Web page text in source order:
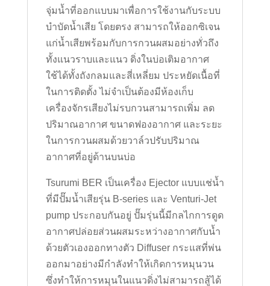
จุ่มน้ำที่ออกแบบมาเพื่อการใช้งานกับระบบ
บำบัดน้ำเสีย โดยตรง สามารถให้ออกซิเจน
แก่น้ำเสียพร้อมกับการกวนผสมอย่างทั่วถึง
ทั้งแนวราบและแนว ดิ่งในบ่อเติมอากาศ
ใช้ได้ทั้งถังกลมและสี่เหลี่ยม ประหยัดเนื้อที่
ในการติดตั้ง ไม่จำเป็นต้องมีห้องเก็บ
เครื่องจักรเสียงไม่รบกวนสามารถเพิ่ม ลด
ปริมาณอากาศ ขนาดฟองอากาศ และระยะ
ในการกวนผสมด้วยวาล์วปรับปริมาณ
อากาศที่อยู่ด้านบนบ่อ
Tsurumi BER เป็นเครื่อง Ejector แบบแช่น้ำ
ที่มีปั๊มน้ำเสียรุ่น B-series และ Venturi-Jet
pump ประกอบกันอยู่ ปั๊มรุ่นนี้มีกลไกการดูด
อากาศปล่อยส่วนผสมระหว่างอากาศกับน้ำ
ด้วยตัวเองออกทางตัว Diffuser กระแสที่พ่น
ออกมาอย่างมีกำลังทำให้เกิดการหมุนวน
ซึ่งทำให้การหมุนในแนวดิ่งไม่สามารถสู้ได้